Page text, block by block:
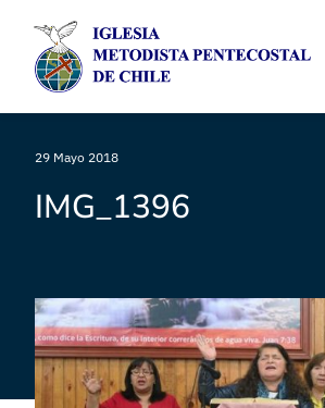
29 Mayo 2018
IMG_1396